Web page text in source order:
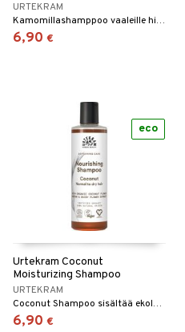
URTEKRAM
Kamomillashamppoo vaaleille hiuksille. Urtekramin shamppoot ovat mietoja, ne eivät sisällä epämiellyttäviä tensidejä, vain yrttiuutteita, saippua-aineita öljypalmuista sekä kasvisöljyjä jotka pesevät hiukset pehmeiksi ja puhtaiksi.
6,90 €
Urtekram Coconut
Moisturizing Shampoo
URTEKRAM
Coconut Shampoo sisältää ekologista kookosnektaria ja päivänkakkarauutetta.
6,90 €
eco